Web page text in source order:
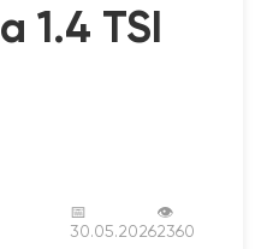
1.4 TSI
📅
30.05.2026
👁
2360